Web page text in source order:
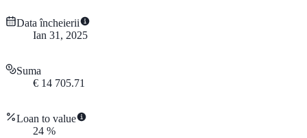
Data încheierii
Ian 31, 2025
Suma
€ 14 705.71
Loan to value
24 %